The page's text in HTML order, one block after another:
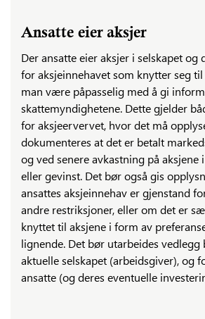
Ansatte eier aksjer
Der ansatte eier aksjer i selskapet og
for aksjeinnehavet som knytter seg til
man være påpasselig med å gi
skattemyndighetene. Dette gjelder
for aksjeervervet, hvor det må
dokumenteres at det er betalt
og ved senere avkastning på
eller gevinst. Det bør også gis
ansattes aksjeinnehav er gjenstand
andre restriksjoner, eller om det er
knyttet til aksjene i form av
lignende. Det bør utarbeides vedlegg
aktuelle selskapet (arbeidsgiver), og
ansatte (og deres eventuelle